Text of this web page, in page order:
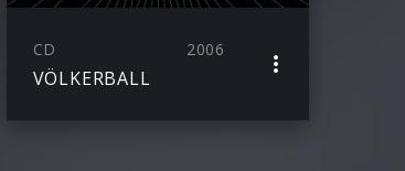
CD 2006
VÖLKERBALL